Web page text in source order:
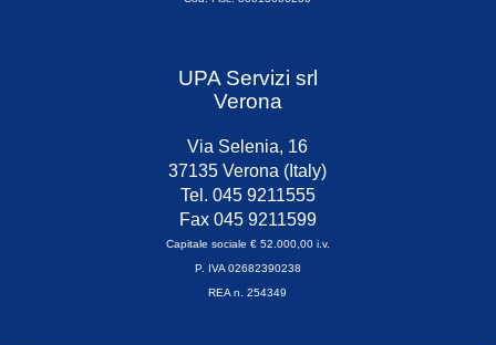
UPA Servizi srl
Verona
Via Selenia, 16
37135 Verona (Italy)
Tel. 045 9211555
Fax 045 9211599
Capitale sociale € 52.000,00 i.v.
P. IVA 02682390238
REA n. 254349